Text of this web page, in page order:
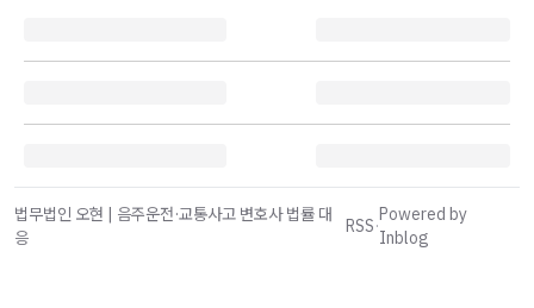
법무법인 오현 | 음주운전·교통사고 변호사 법률 대
응
RSS·
Powered by
Inblog